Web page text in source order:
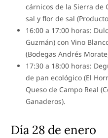
cárnicos de la Sierra de
sal y flor de sal
16:00 a 17:00 horas:
Guzmán) con Vino
(Bodegas Andrés
17:30 a 18:00 horas:
de pan ecológico (El
Queso de Campo Real
Ganaderos).
Día 28 de enero